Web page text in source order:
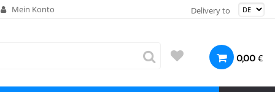
Mein Konto Delivery to
0,00 €